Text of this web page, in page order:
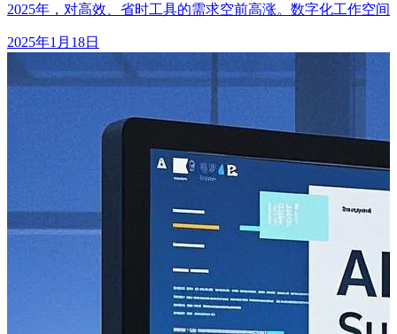
2025年，对高效、省时工具的需求空前高涨。数字化工作空
2025年1月18日